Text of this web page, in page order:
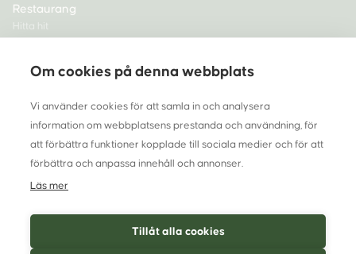
Om cookies på denna webbplats
Vi använder cookies för att samla in och analysera
information om webbplatsens prestanda och användning, för
att förbättra funktioner kopplade till sociala medier och för att
förbättra och anpassa innehåll och annonser.
Läs mer
Tillåt alla cookies
Restaurang
Hitta hit
spa och restaurang
info@hestraviken.se
Org nr 556262-5565